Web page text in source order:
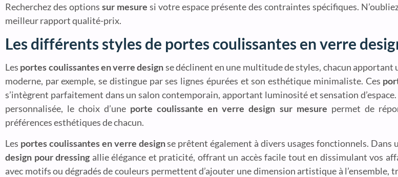
Recherchez des options sur mesure si votre espace présente des contraintes spécifiques.
meilleur rapport qualité-prix.
Les différents styles de portes coulissantes en verre
Les portes coulissantes en verre designse déclinent en une multitude de styles, chacun
moderne, par exemple, se distingue par ses lignes épurées et son esthétique minimaliste. Ces
s’intègrent parfaitement dans un salon contemporain, apportant luminosité et sensation
personnalisée, le choix d’une porte coulissante en verre design sur mesure permet de
préférences esthétiques de chacun.
Les portes coulissantes en verre designse prêtent également à divers usages fonctionnels. Dans
design pour dressing allie élégance et praticité, offrant un accès facile tout en dissimulant vos
avec motifs ou dégradés de couleurs permettent d’ajouter une dimension artistique à l’ensemble,